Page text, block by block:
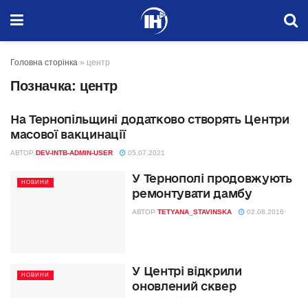
Головна сторінка » центр
Позначка: центр
ВАЖЛИВО
На Тернопільщині додатково створять Центри
масової вакцинації
АВТОР DEV-INTB-ADMIN-USER 05.07.2021
НОВИНИ
У Тернополі продовжують
ремонтувати дамбу
АВТОР TETYANA_STAVINSKA 02.08.2016
НОВИНИ
У Центрі відкрили
оновлений сквер